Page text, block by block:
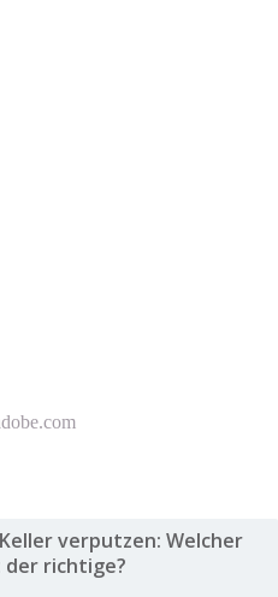
verputzen: Welcher
der richtige?